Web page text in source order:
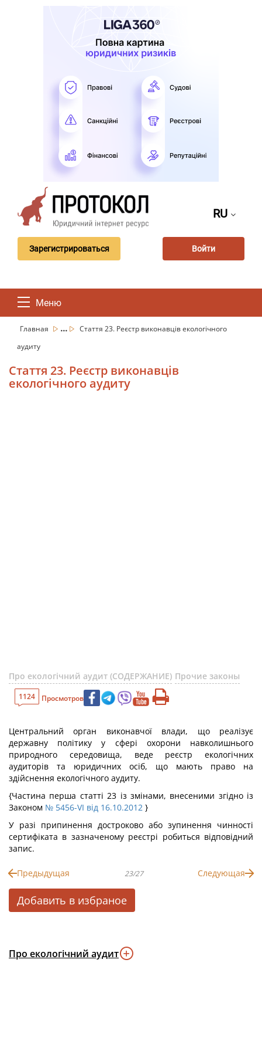
RU
Зарегистрироваться Войти
Меню
Главная ...
Стаття 23. Реєстр виконавців екологічного
аудиту
Стаття 23. Реєстр виконавців
екологічного аудиту
Про екологічний аудит (СОДЕРЖАНИЕ) Прочие законы
1124 Просмотров
Центральний орган виконавчої влади, що реалізує
державну політику у сфері охорони навколишнього
природного середовища, веде реєстр екологічних
аудиторів та юридичних осіб, що мають право на
здійснення екологічного аудиту.
{Частина перша статті 23 із змінами, внесеними згідно із
Законом № 5456-VI від 16.10.2012 }
У разі припинення достроково або зупинення чинності
сертифіката в зазначеному реєстрі робиться відповідний
запис.
Предыдущая 23/27 Следующая
Добавить в избраное
Про екологічний аудит